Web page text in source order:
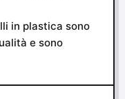
in plastica sono
e sono